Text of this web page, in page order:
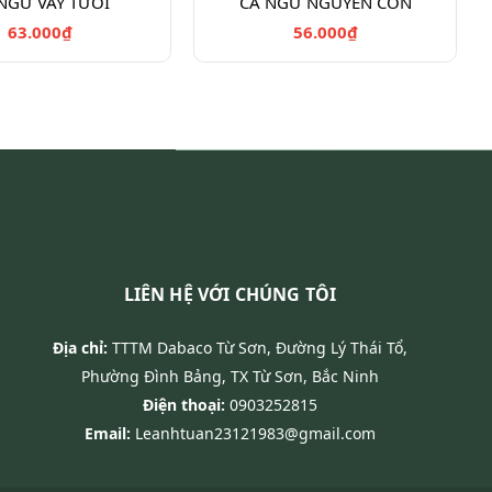
63.000₫
56.000₫
LIÊN HỆ VỚI CHÚNG TÔI
Địa chỉ: TTTM Dabaco Từ Sơn, Đường Lý Thái Tổ,
Phường Đình Bảng, TX Từ Sơn, Bắc Ninh
Điện thoại: 0903252815
Email: Leanhtuan23121983@gmail.com